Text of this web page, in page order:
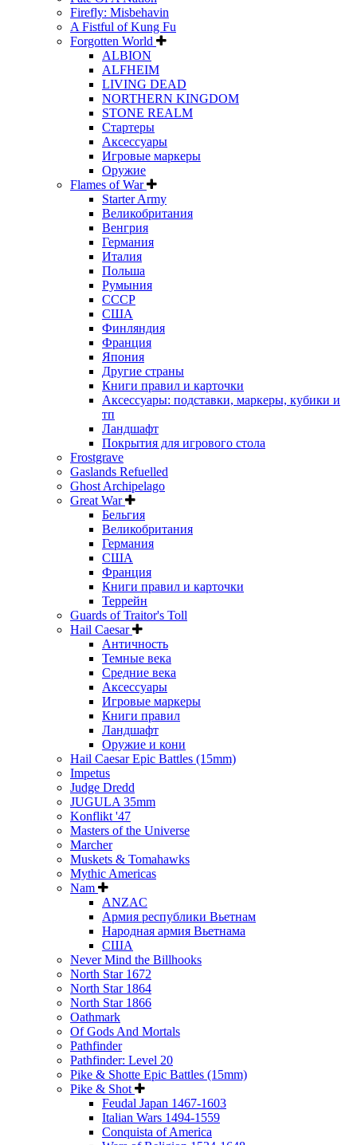
Firefly: Misbehavin
A Fistful of Kung Fu
Forgotten World
ALBION
ALFHEIM
LIVING DEAD
NORTHERN KINGDOM
STONE REALM
Стартеры
Аксессуары
Игровые маркеры
Оружие
Flames of War
Starter Army
Великобритания
Венгрия
Германия
Италия
Польша
Румыния
СССР
США
Финляндия
Франция
Япония
Другие страны
Книги правил и карточки
Аксессуары: подставки, маркеры, кубики и
тп
Ландшафт
Покрытия для игрового стола
Frostgrave
Gaslands Refuelled
Ghost Archipelago
Great War
Бельгия
Великобритания
Германия
США
Франция
Книги правил и карточки
Террейн
Guards of Traitor's Toll
Hail Caesar
Античность
Темные века
Средние века
Аксессуары
Игровые маркеры
Книги правил
Ландшафт
Оружие и кони
Hail Caesar Epic Battles (15mm)
Impetus
Judge Dredd
JUGULA 35mm
Konflikt '47
Masters of the Universe
Marcher
Muskets & Tomahawks
Mythic Americas
Nam
ANZAC
Армия республики Вьетнам
Народная армия Вьетнама
США
Never Mind the Billhooks
North Star 1672
North Star 1864
North Star 1866
Oathmark
Of Gods And Mortals
Pathfinder
Pathfinder: Level 20
Pike & Shotte Epic Battles (15mm)
Pike & Shot
Feudal Japan 1467-1603
Italian Wars 1494-1559
Conquista of America